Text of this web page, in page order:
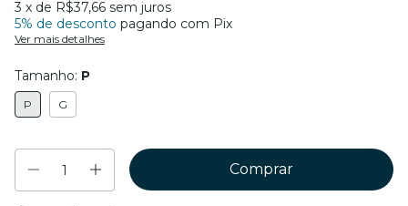
3 x de R$37,66 sem juros
5% de desconto pagando com Pix
Ver mais detalhes
Tamanho: P
P G